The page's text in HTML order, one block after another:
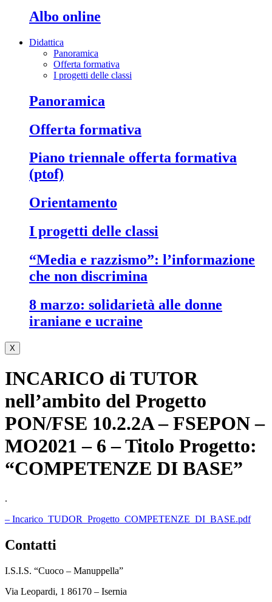
albo online
Didattica
Panoramica
Offerta formativa
I progetti delle classi
panoramica
offerta formativa
piano triennale offerta formativa
(ptof)
orientamento
i progetti delle classi
“media e razzismo”: l’informazione
che non discrimina
8 marzo: solidarietà alle donne
iraniane e ucraine
X
INCARICO di TUTOR
nell’ambito del Progetto
PON/FSE 10.2.2A – FSEPON –
MO2021 – 6 – Titolo Progetto:
“COMPETENZE DI BASE”
.
– Incarico_TUDOR_Progetto_COMPETENZE_DI_BASE.pdf
contatti
I.S.I.S. “Cuoco – Manuppella”
Via Leopardi, 1 86170 – Isernia